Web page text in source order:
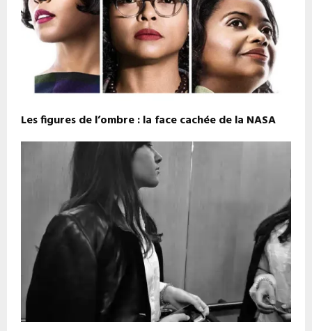
Les figures de l’ombre : la face cachée de la NASA